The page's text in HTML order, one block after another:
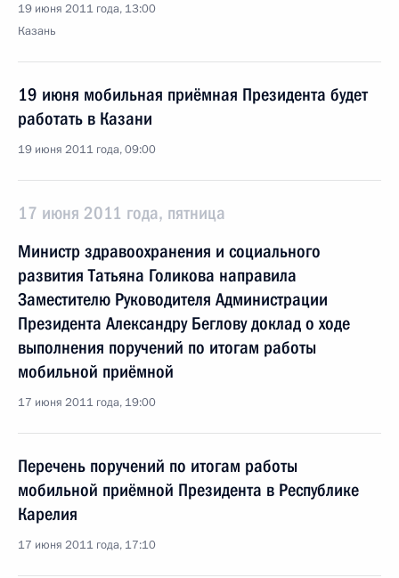
19 июня 2011 года, 13:00
Казань
19 июня мобильная приёмная Президента будет
работать в Казани
19 июня 2011 года, 09:00
17 июня 2011 года, пятница
Министр здравоохранения и социального
развития Татьяна Голикова направила
Заместителю Руководителя Администрации
Президента Александру Беглову доклад о ходе
выполнения поручений по итогам работы
мобильной приёмной
17 июня 2011 года, 19:00
Перечень поручений по итогам работы
мобильной приёмной Президента в Республике
Карелия
17 июня 2011 года, 17:10